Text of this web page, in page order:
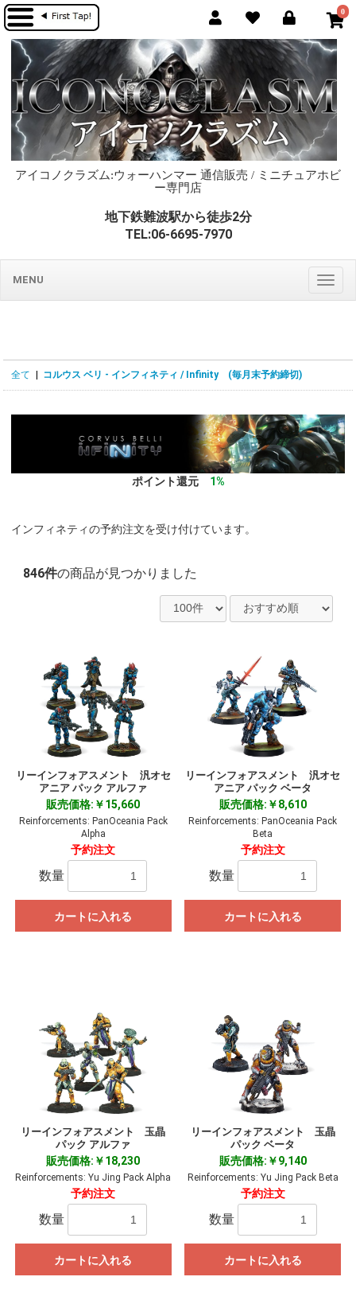
0
アイコノクラズム:ウォーハンマー 通信販売 / ミニチュアホビ
ー専門店
地下鉄難波駅から徒歩2分
TEL:06-6695-7970
MENU
全て コルウス ベリ - インフィネティ / Infinity (毎月末予約締切)
ポイント還元 1%
インフィネティの予約注文を受け付けています。
846件の商品が見つかりました
リーインフォアスメント 汎オセ
アニア パック アルファ
販売価格:￥15,660
Reinforcements: PanOceania Pack
Alpha
予約注文
数量
カートに入れる
リーインフォアスメント 汎オセ
アニア パック ベータ
販売価格:￥8,610
Reinforcements: PanOceania Pack
Beta
予約注文
数量
カートに入れる
リーインフォアスメント 玉晶
パック アルファ
販売価格:￥18,230
Reinforcements: Yu Jing Pack Alpha
予約注文
数量
カートに入れる
リーインフォアスメント 玉晶
パック ベータ
販売価格:￥9,140
Reinforcements: Yu Jing Pack Beta
予約注文
数量
カートに入れる